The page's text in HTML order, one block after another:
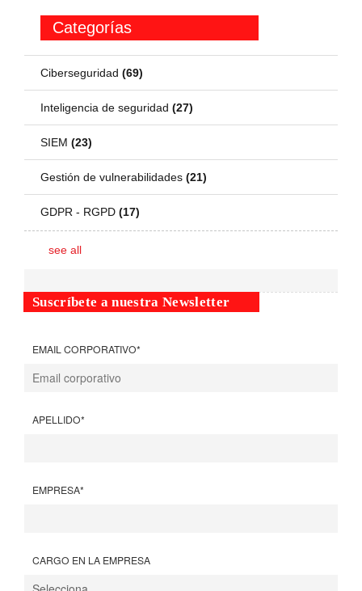
Categorías
Ciberseguridad (69)
Inteligencia de seguridad (27)
SIEM (23)
Gestión de vulnerabilidades (21)
GDPR - RGPD (17)
see all
Suscríbete a nuestra Newsletter
EMAIL CORPORATIVO*
APELLIDO*
EMPRESA*
CARGO EN LA EMPRESA